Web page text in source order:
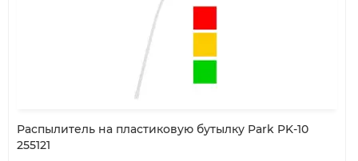
Распылитель на пластиковую бутылку Park PK-10
255121